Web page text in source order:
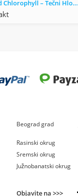
Liquid Chlorophyll – Tečni Hlorofil
Beograd grad
Rasinski okrug
Sremski okrug
Južnobanatski okrug
Objavite na >>>